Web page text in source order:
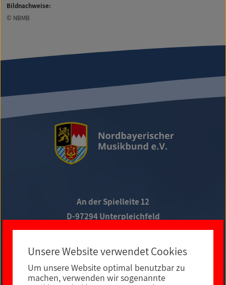
Bildnachweise:
© NBMB
An der Spielleite 12
D-97294 Unterpleichfeld
Telefon +49 9367 988 689-0
Social Media
Unsere Website verwendet Cookies
Um unsere Website optimal benutzbar zu
machen, verwenden wir sogenannte